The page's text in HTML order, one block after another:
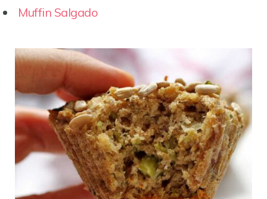
Muffin Salgado